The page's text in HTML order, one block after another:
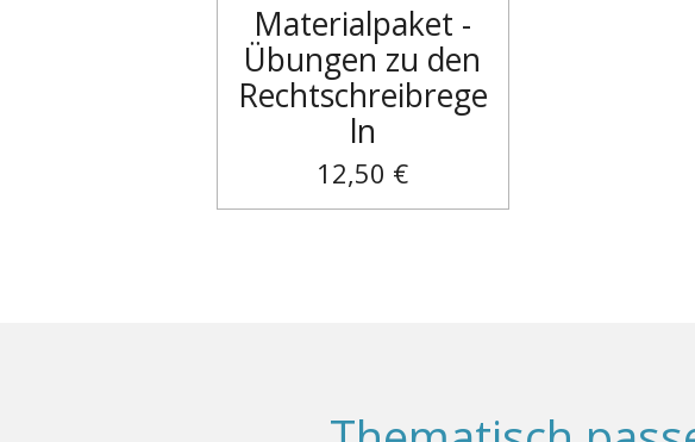
Materialpaket -
Übungen zu den
Rechtschreibrege
ln
12,50 €